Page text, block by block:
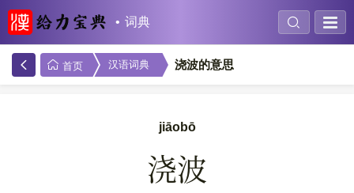
词典
首页 汉语词典 浇波的意思
jiāobō
浇波